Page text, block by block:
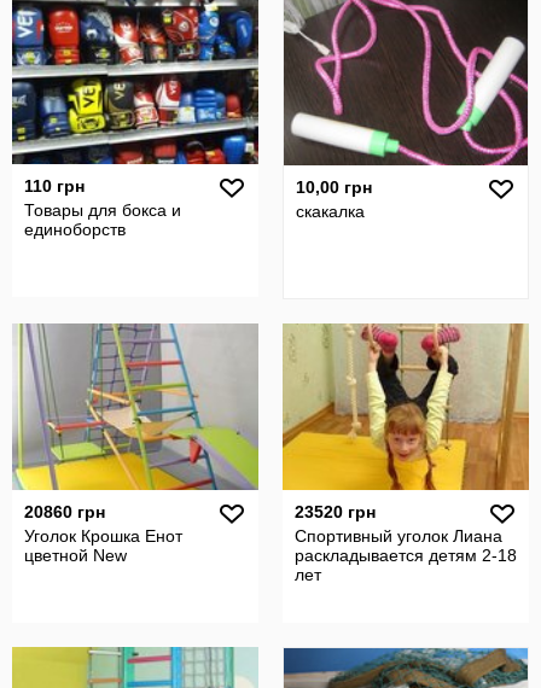
110 грн
Товары для бокса и
единоборств
10,00 грн
скакалка
20860 грн
Уголок Крошка Енот
цветной New
23520 грн
Спортивный уголок Лиана
раскладывается детям 2-18
лет